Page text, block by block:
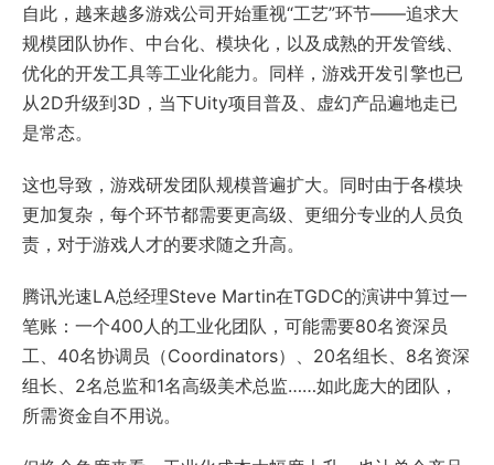
自此，越来越多游戏公司开始重视“工艺”环节——追求大
规模团队协作、中台化、模块化，以及成熟的开发管线、
优化的开发工具等工业化能力。同样，游戏开发引擎也已
从2D升级到3D，当下Uity项目普及、虚幻产品遍地走已
是常态。
这也导致，游戏研发团队规模普遍扩大。同时由于各模块
更加复杂，每个环节都需要更高级、更细分专业的人员负
责，对于游戏人才的要求随之升高。
腾讯光速LA总经理Steve Martin在TGDC的演讲中算过一
笔账：一个400人的工业化团队，可能需要80名资深员
工、40名协调员（Coordinators）、20名组长、8名资深
组长、2名总监和1名高级美术总监……如此庞大的团队，
所需资金自不用说。